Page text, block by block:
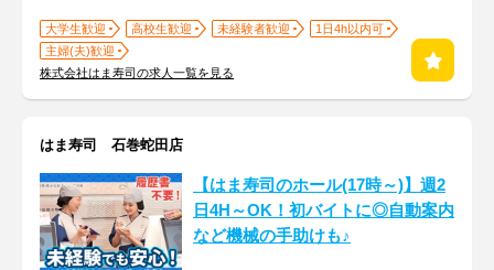
大学生歓迎 高校生歓迎 未経験者歓迎
1日4h以内可
主婦(夫)歓迎
株式会社はま寿司の求人一覧を見る
はま寿司 石巻蛇田店
【はま寿司のホール(17時～)】週2
日4H～OK！初バイトに◎自動案内
など機械の手助けも♪